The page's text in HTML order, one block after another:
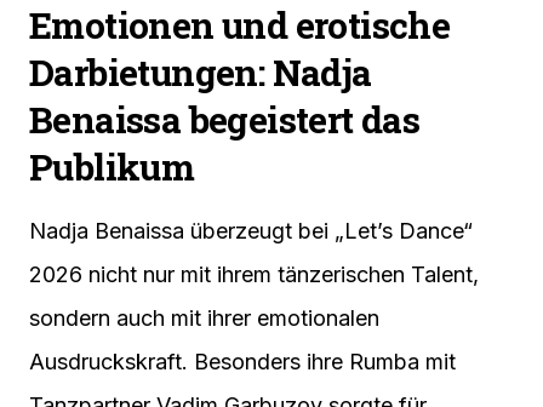
Emotionen und erotische
Darbietungen: Nadja
Benaissa begeistert das
Publikum
Nadja Benaissa überzeugt bei „Let’s Dance“
2026 nicht nur mit ihrem tänzerischen Talent,
sondern auch mit ihrer emotionalen
Ausdruckskraft. Besonders ihre Rumba mit